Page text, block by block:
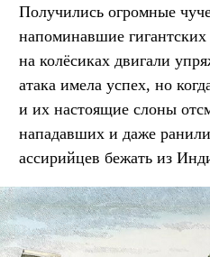
Получились огромные
напоминавшие
на колёсиках двигали
атака имела успех, но
и их настоящие слоны
нападавших и даже
ассирийцев бежать из